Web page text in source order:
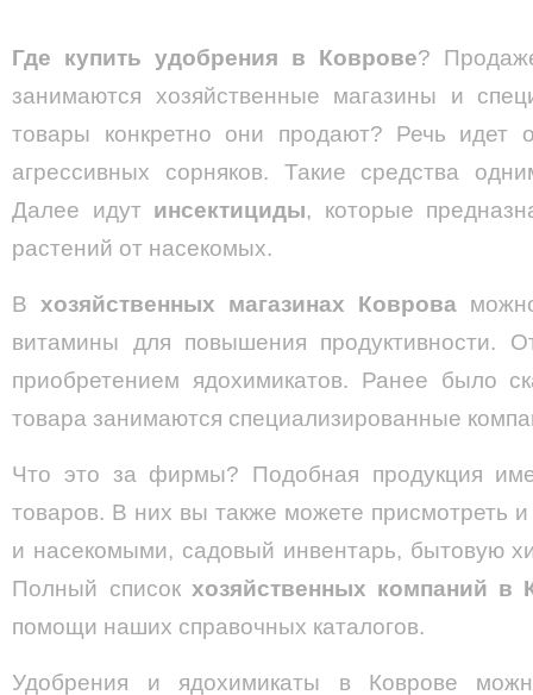
Где купить удобрения в Коврове?
занимаются хозяйственные магазины и
товары конкретно они продают? Речь идет
агрессивных сорняков. Такие средства
Далее идут инсектициды, которые
растений от насекомых.
Вхозяйственных магазинах Коврова
витамины для повышения продуктивности.
приобретением ядохимикатов. Ранее было
товара занимаются специализированные
Что это за фирмы? Подобная продукция
товаров. В них вы также можете присмотреть
и насекомыми, садовый инвентарь, бытовую
Полный список хозяйственных компаний в
помощи наших справочных каталогов.
Удобрения и ядохимикаты в Коврове